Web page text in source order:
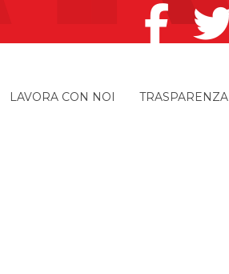
LAVORA CON NOI TRASPARENZA